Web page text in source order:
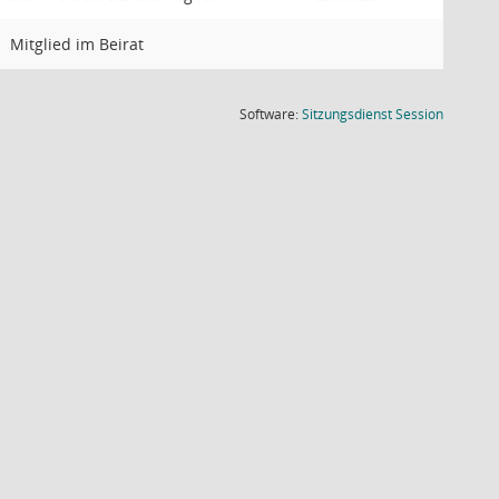
Mitglied im Beirat
Software:SitzungsdienstSession(Wird in